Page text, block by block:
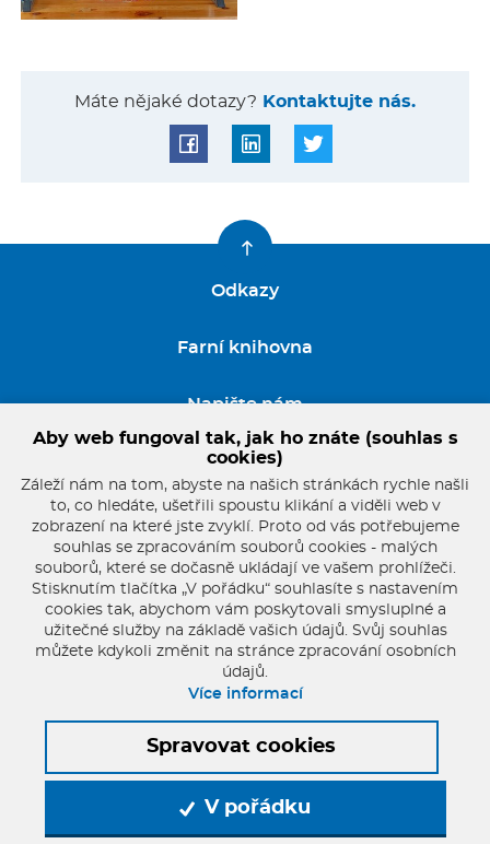
Máte nějaké dotazy? Kontaktujte nás.
Odkazy
Farní knihovna
Napište nám
GDPR
pater.franta@seznam.cz
+420 721 854 806
© 2026 Oficiální stránky Farnost Starý Plzenec
© dmpCMS
Aby web fungoval tak, jak ho znáte (souhlas s
cookies)
Záleží nám na tom, abyste na našich stránkách rychle našli
to, co hledáte, ušetřili spoustu klikání a viděli web v
zobrazení na které jste zvyklí. Proto od vás potřebujeme
souhlas se zpracováním souborů cookies - malých
souborů, které se dočasně ukládají ve vašem prohlížeči.
Stisknutím tlačítka „V pořádku“ souhlasíte s nastavením
cookies tak, abychom vám poskytovali smysluplné a
užitečné služby na základě vašich údajů. Svůj souhlas
můžete kdykoli změnit na stránce zpracování osobních
údajů.
Více informací
Spravovat cookies
V pořádku